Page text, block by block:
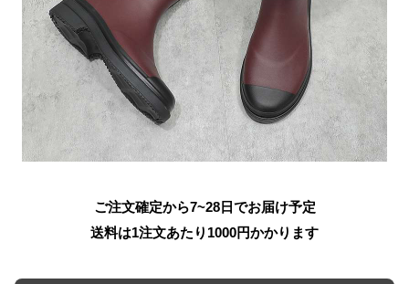
ご注文確定から7~28日でお届け予定
送料は1注文あたり 1000円かかります